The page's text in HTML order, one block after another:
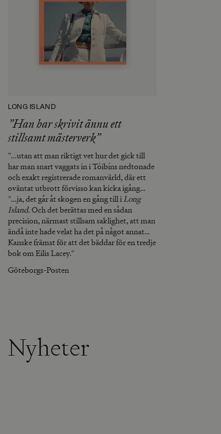
LONG ISLAND
”Han har skrivit ännu ett
stillsamt mästerverk”
”...utan att man riktigt vet hur det gick till
har man snart vaggats in i Tóibíns nedtonade
och exakt registrerade romanvärld, där ett
oväntat utbrott förvisso kan kicka igång
handlingen, men där de verkligt stora
stormarna fortfarande utspelar sig mellan
raderna.”
”...ja, det går åt skogen en gång till iLong
Island. Och det berättas med en sådan
precision, närmast stillsam saklighet, att man
ändå inte hade velat ha det på något annat
sätt.
Kanske främst för att det bäddar för en tredje
bok om Eilis Lacey.”
Göteborgs-Posten
Nyheter